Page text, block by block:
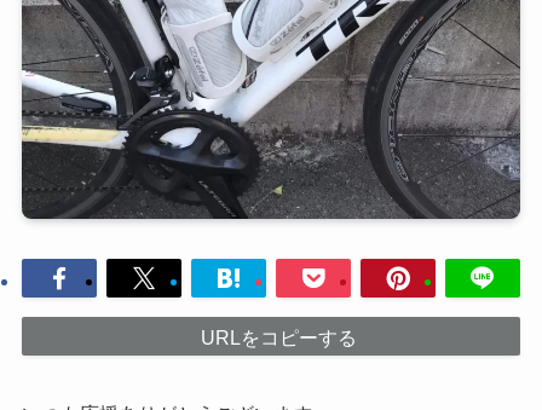
URLをコピーする